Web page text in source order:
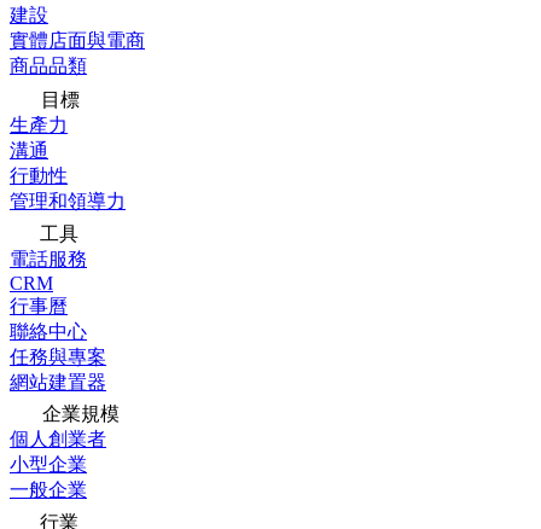
建設
實體店面與電商
商品品類
目標
生產力
溝通
行動性
管理和領導力
工具
電話服務
CRM
行事曆
聯絡中心
任務與專案
網站建置器
企業規模
個人創業者
小型企業
一般企業
行業